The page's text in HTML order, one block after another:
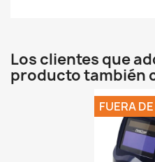
Los clientes que
producto también
FUERA